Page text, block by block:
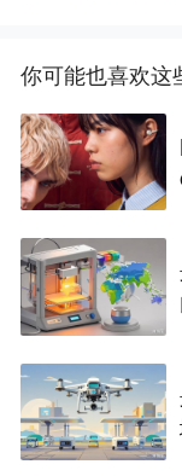
你可能也喜欢这